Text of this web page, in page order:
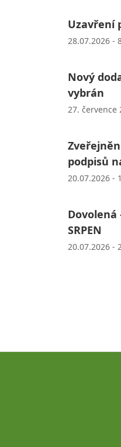
Uzavření
28.07.2026 -
Nový
vybrán
27. července
podpisů
20.07.2026 -
SRPEN
20.07.2026 -